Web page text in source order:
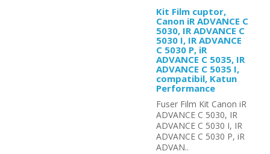
Kit Film cuptor,
Canon iR ADVANCE C
5030, IR ADVANCE C
5030 I, IR ADVANCE
C 5030 P, iR
ADVANCE C 5035, IR
ADVANCE C 5035 I,
compatibil, Katun
Performance
Fuser Film Kit Canon iR
ADVANCE C 5030, IR
ADVANCE C 5030 I, IR
ADVANCE C 5030 P, iR
ADVAN..